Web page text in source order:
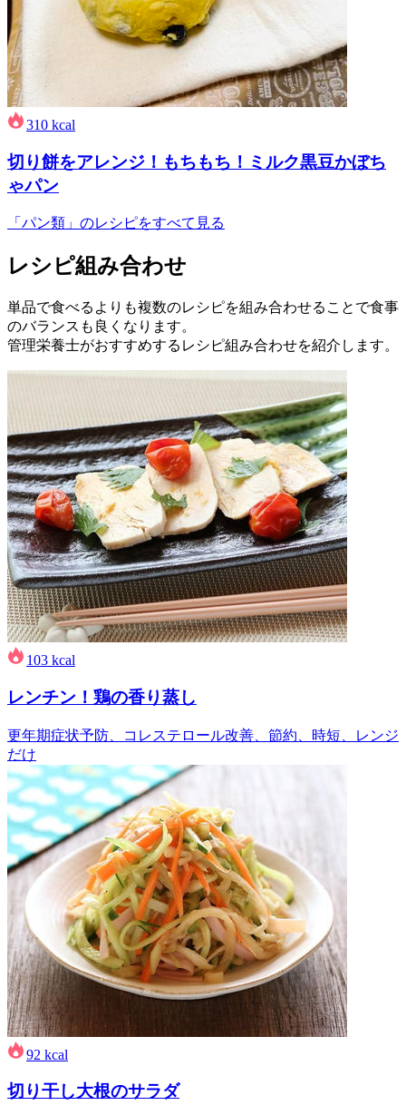
310 kcal
切り餅をアレンジ！もちもち！ミルク黒豆かぼち
ゃパン
「パン類」のレシピをすべて見る
レシピ組み合わせ
単品で食べるよりも複数のレシピを組み合わせることで食事
のバランスも良くなります。
管理栄養士がおすすめするレシピ組み合わせを紹介します。
103 kcal
レンチン！鶏の香り蒸し
更年期症状予防、コレステロール改善、節約、時短、レンジ
だけ
92 kcal
切り干し大根のサラダ